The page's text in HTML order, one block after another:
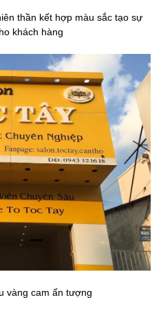
thần kết hợp màu sắc tạo sự
khách hàng
vàng cam ấn tượng